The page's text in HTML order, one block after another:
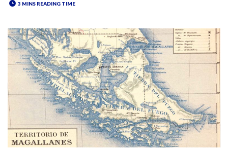
3 MINS READING TIME